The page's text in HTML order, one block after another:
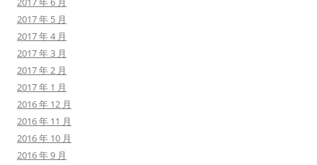
2017 年 5 月
2017 年 4 月
2017 年 3 月
2017 年 2 月
2017 年 1 月
2016 年 12 月
2016 年 11 月
2016 年 10 月
2016 年 9 月